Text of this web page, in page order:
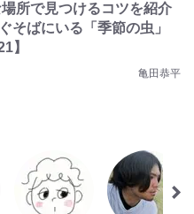
所で見つけるコツを紹介
そばにいる「季節の虫」
】
亀田恭平